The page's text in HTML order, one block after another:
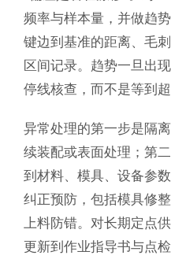
频率与样本量，并做趋
键边到基准的距离、毛
区间记录。趋势一旦出
停线核查，而不是等到超
异常处理的第一步是隔
续装配或表面处理；第
到材料、模具、设备参
纠正预防，包括模具修
上料防错。对长期定点
更新到作业指导书与点